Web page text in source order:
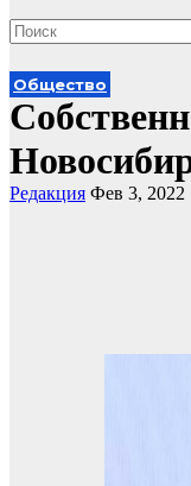
Общество
Редакция Фев 3, 2022